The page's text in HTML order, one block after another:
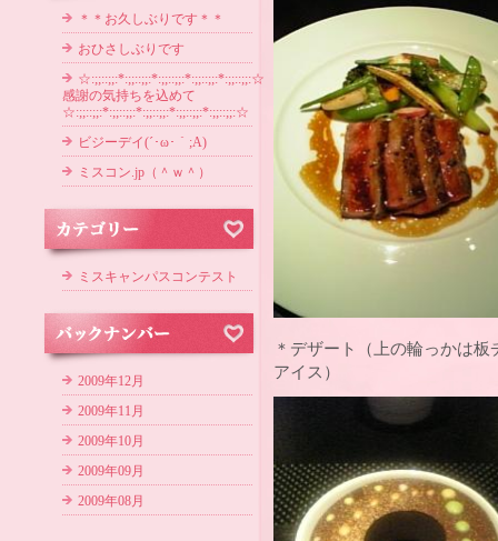
＊デザート（上の輪っかは
アイス）
＊＊お久しぶりです＊＊
おひさしぶりです
☆:;;::;;:*:;;::;;:*:;;::;;:*:;;::;;:*:;;::;;:☆
感謝の気持ちを込めて
☆:;;::;;:*:;;::;;:*:;;::;;:*:;;::;;:*:;;::;;:☆
ビジーデイ(´･ω･｀;A)
ミスコン.jp（＾ｗ＾）
ミスキャンパスコンテスト
2009年12月
2009年11月
2009年10月
2009年09月
2009年08月